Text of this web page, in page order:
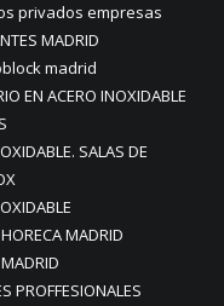
privados empresas
MADRID
madrid
EN ACERO INOXIDABLE
SALAS DE
MADRID
PROFFESIONALES